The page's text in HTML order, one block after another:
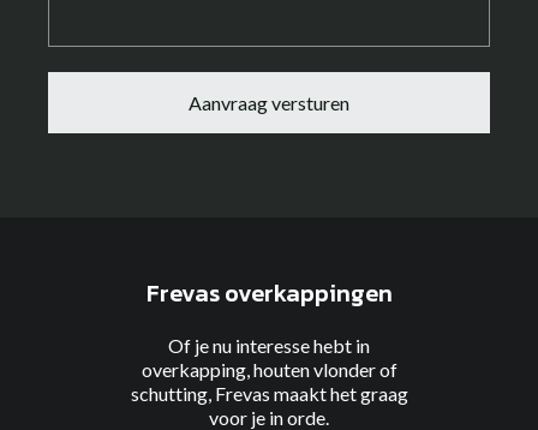
Frevas overkappingen
Of je nu interesse hebt in
overkapping, houten vlonder of
schutting, Frevas maakt het graag
voor je in orde.